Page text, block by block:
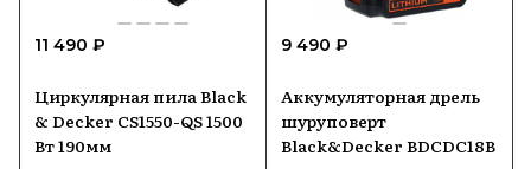
11 490 ₽
Циркулярная пила Black
& Decker CS1550-QS 1500
Вт 190мм
9 490 ₽
Аккумуляторная дрель
шуруповерт
Black&Decker BDCDC18B